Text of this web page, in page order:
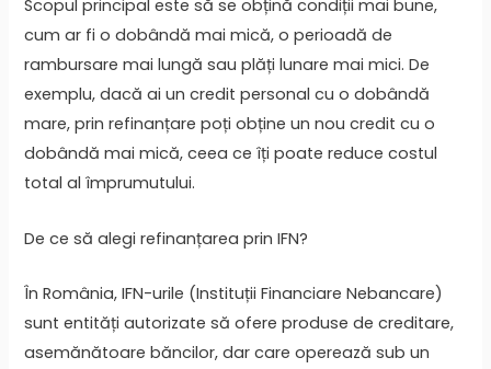
Scopul principal este să se obțină condiții mai bune,
cum ar fi o dobândă mai mică, o perioadă de
rambursare mai lungă sau plăți lunare mai mici. De
exemplu, dacă ai un credit personal cu o dobândă
mare, prin refinanțare poți obține un nou credit cu o
dobândă mai mică, ceea ce îți poate reduce costul
total al împrumutului.
De ce să alegi refinanțarea prin IFN?
În România, IFN-urile (Instituții Financiare Nebancare)
sunt entități autorizate să ofere produse de creditare,
asemănătoare băncilor, dar care operează sub un